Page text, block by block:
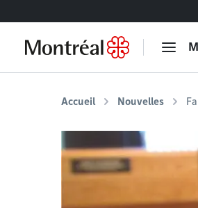
Accueil Nouvelles